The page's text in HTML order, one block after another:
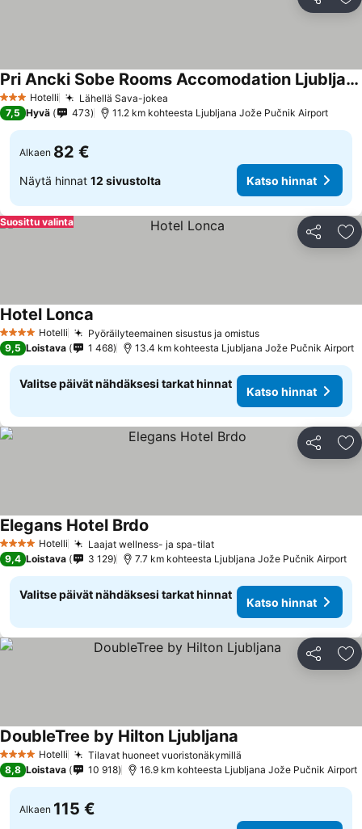
Jaa
3 Tähtiluokitus
Hotelli Lähellä Sava-jokea
Pri Ancki Sobe Rooms Accomodation Ljubljana suburbs
Katso hinnat
7,5 Hyvä 473 11.2 km kohteesta Ljubljana Jože Pučnik Airport
Alkaen 82 €
Näytä hinnat 12 sivustolta Katso hinnat
Jaa
Suosittu valinta
4 Tähtiluokitus
Hotelli Pyöräilyteemainen sisustus ja omistusKatso hinnat
Hotel Lonca
9,5 Loistava 1 468 13.4 km kohteesta Ljubljana Jože Pučnik Airport
Valitse päivät nähdäksesi tarkat hinnat
Katso hinnat
Jaa
4 Tähtiluokitus
Hotelli Laajat wellness- ja spa-tilatKatso hinnat
Elegans Hotel Brdo
9,4 Loistava 3 129 7.7 km kohteesta Ljubljana Jože Pučnik Airport
Valitse päivät nähdäksesi tarkat hinnat
Katso hinnat
Jaa
4 Tähtiluokitus
Hotelli Tilavat huoneet vuoristonäkymillä
DoubleTree by Hilton Ljubljana
8,8 Loistava 10 918 16.9 km kohteesta Ljubljana Jože Pučnik Airport
Alkaen 115 €